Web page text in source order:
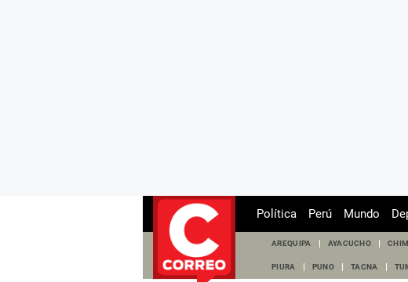
Política Perú Mundo
AREQUIPA AYACUCHO
PIURA PUNO TACNA